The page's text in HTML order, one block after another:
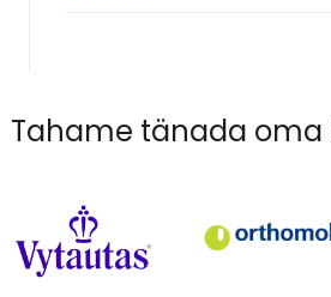
Tahame tänada